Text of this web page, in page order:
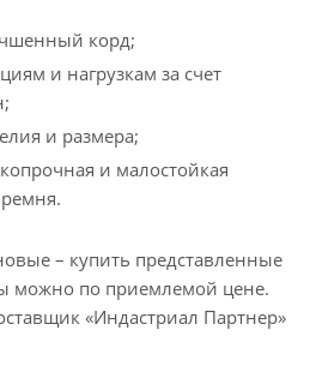
корд;
и нагрузкам за счет
и размера;
и малостойкая
– купить представленные
можно по приемлемой цене.
«Индастриал Партнер»